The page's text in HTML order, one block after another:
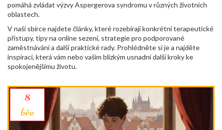
pomáhá zvládat výzvy Aspergerova syndromu v různých životních
oblastech.
V naší sbírce najdete články, které rozebírají konkrétní terapeutické
přístupy, tipy na online sezení, strategie pro podporované
zaměstnávání a další praktické rady. Prohlédněte si je a najděte
inspiraci, která vám nebo vašim blízkým usnadní další kroky ke
spokojenějšímu životu.
8
bře